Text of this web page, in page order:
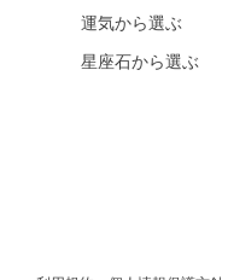
ゴールデンオ
シルバーオブ
運気から選ぶ
星座石から選ぶ